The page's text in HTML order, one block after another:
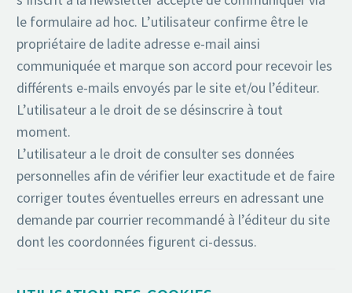
le formulaire ad hoc. L’utilisateur confirme être le
propriétaire de ladite adresse e-mail ainsi
communiquée et marque son accord pour recevoir les
différents e-mails envoyés par le site et/ou l’éditeur.
L’utilisateur a le droit de se désinscrire à tout
moment.
L’utilisateur a le droit de consulter ses données
personnelles afin de vérifier leur exactitude et de faire
corriger toutes éventuelles erreurs en adressant une
demande par courrier recommandé à l’éditeur du site
dont les coordonnées figurent ci-dessus.